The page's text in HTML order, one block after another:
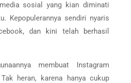
sosial yang kian diminati
Kepopulerannya sendiri nyaris
dan kini telah berhasil
membuat Instagram
heran, karena hanya cukup